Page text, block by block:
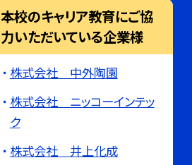
本校のキャリア教育にご協
力いただいている企業様
株式会社 中外陶園
株式会社 ニッコーインテッ
ク
株式会社 井上化成